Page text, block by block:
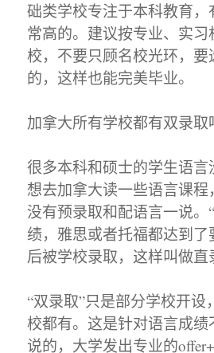
础类学校专注于本科教育
常高的。建议按专业、实
校，不要只顾名校光环，要
的，这样也能完美毕业。
加拿大所有学校都有双录取
很多本科和硕士的学生语
想去加拿大读一些语言课程
没有预录取和配语言一说。
绩，雅思或者托福都达到
后被学校录取，这样叫做直
“双录取”只是部分学校开设
校都有。这是针对语言成绩
说的，大学发出专业的